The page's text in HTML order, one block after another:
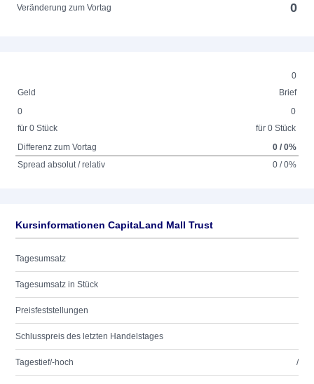
Veränderung zum Vortag 0
0
Geld
Brief
0
für 0 Stück
0
für 0 Stück
Differenz zum Vortag
0 / 0%
Spread absolut / relativ
0 / 0%
Kursinformationen CapitaLand Mall Trust
Tagesumsatz
Tagesumsatz in Stück
Preisfeststellungen
Schlusspreis des letzten Handelstages
Tagestief/-hoch /